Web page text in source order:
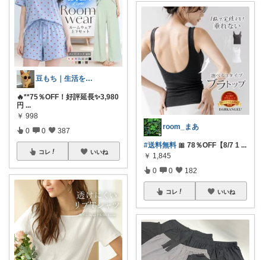
豆もち｜生活を彩るマストバイ
🔥**75％OFF！好評延長✨3,980
円 ...
￥ 998
0 0 387
コレ いいね
room_まあ
#送料無料 🎀 78％OFF【8/7 1 ...
￥ 1,845
0 0 182
コレ いいね